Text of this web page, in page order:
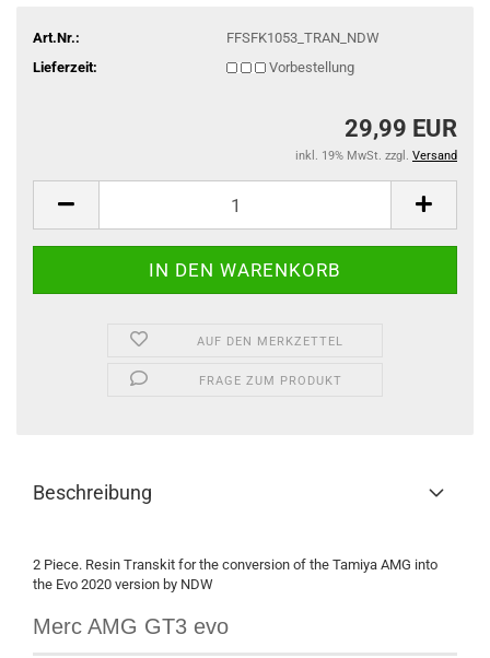
Art.Nr.:
FFSFK1053_TRAN_NDW
Lieferzeit:
Vorbestellung
29,99 EUR
inkl. 19% MwSt. zzgl. Versand
AUF DEN MERKZETTEL
FRAGE ZUM PRODUKT
Beschreibung
2 Piece. Resin Transkit for the conversion of the Tamiya AMG into
the Evo 2020 version by NDW
Merc AMG GT3 evo